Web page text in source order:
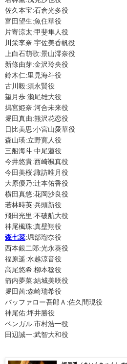
佐久本宝:石倉光多役
富田望生:魚住華役
片寄涼太:甲斐隼人役
川栄李奈:宇佐美香帆役
上白石萌歌:景山澪奈役
新條由芽:金沢玲央役
鈴木仁:里見海斗役
古川毅:須永賢役
望月歩:瀬尾雄大役
搗宮姫奈:河合未来役
堀田真由:熊沢花恋役
日比美思:小宮山愛華役
森山瑛:立野寛人役
三船海斗:中尾蓮役
今井悠貴:西崎颯真役
今田美桜:諏訪唯月役
大原優乃:辻本佑香役
横田真悠:花岡沙良役
若林時英:兵頭新役
飛田光里 :不破航大役
神尾楓珠:真壁翔役
森七菜:堀部瑠奈役
西本銀二郎:光永葵役
福原遥:水越涼音役
高尾悠希:柳本稔役
箭内夢菜:結城美咲役
堀田茜:森崎瑞希役
バッファロー吾郎Ａ :佐久間現役
神尾佑:坪井勝役
ベンガル:市村浩一役
田辺誠一:武智大和役